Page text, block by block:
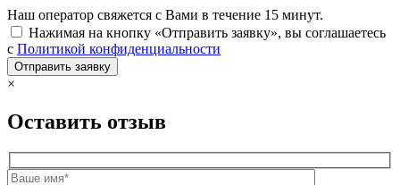
Наш оператор свяжется с Вами в течение 15 минут.
Нажимая на кнопку «Отправить заявку», вы соглашаетесь
с Политикой конфиденциальности
×
Оставить отзыв